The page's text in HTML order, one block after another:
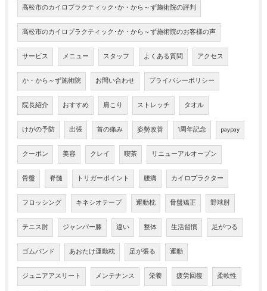
高松市のカイロプラクティック･か・から～ず施術院の評判
高松市のカイロプラクティック･か・から～ず施術院のお客様の声
サービス メニュー スタッフ よくある質問 アクセス
か・から～ず施術院 お問い合わせ プライバシーポリシー
院長紹介 おすすめ 肩こり ストレッチ タオル
けがの予防 出張 首の痛み 姿勢改善 1周年記念 paypay
クーポン 美容 クレイ 喫茶 リニューアルオープン
骨盤 脊髄 トリガーポイント 腰痛 カイロプラクター
フロッシング キネシオテープ 運動枕 骨盤矯正 野球肘
テニス肘 ジャンパー膝 違い 整体 生活習慣 足がつる
ゴムバンド あおたけ運動枕 足が張る 運動
ジュニアアスリート メンテナンス 栄養 疲労回復 柔軟性